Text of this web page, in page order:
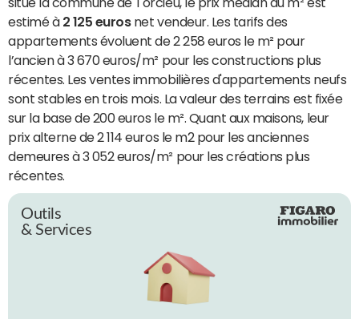
estimé à 2 125 eurosnet vendeur. Les tarifs des
appartements évoluent de 2 258 euros le m² pour
l’ancien à 3 670 euros/m² pour les constructions plus
récentes. Les ventes immobilières d'appartements neufs
sont stables en trois mois. La valeur des terrains est fixée
sur la base de 200 euros le m². Quant aux maisons, leur
prix alterne de 2 114 euros le m2 pour les anciennes
demeures à 3 052 euros/m² pour les créations plus
récentes.
Outils
& Services